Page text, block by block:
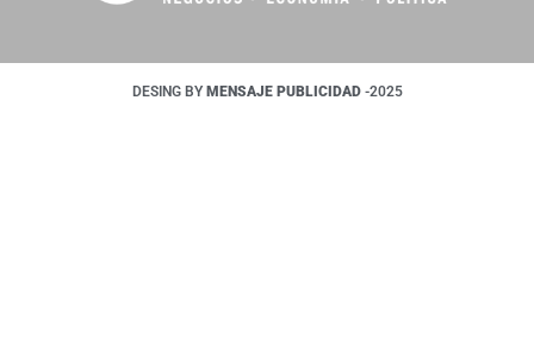
DESING BY MENSAJE PUBLICIDAD -2025